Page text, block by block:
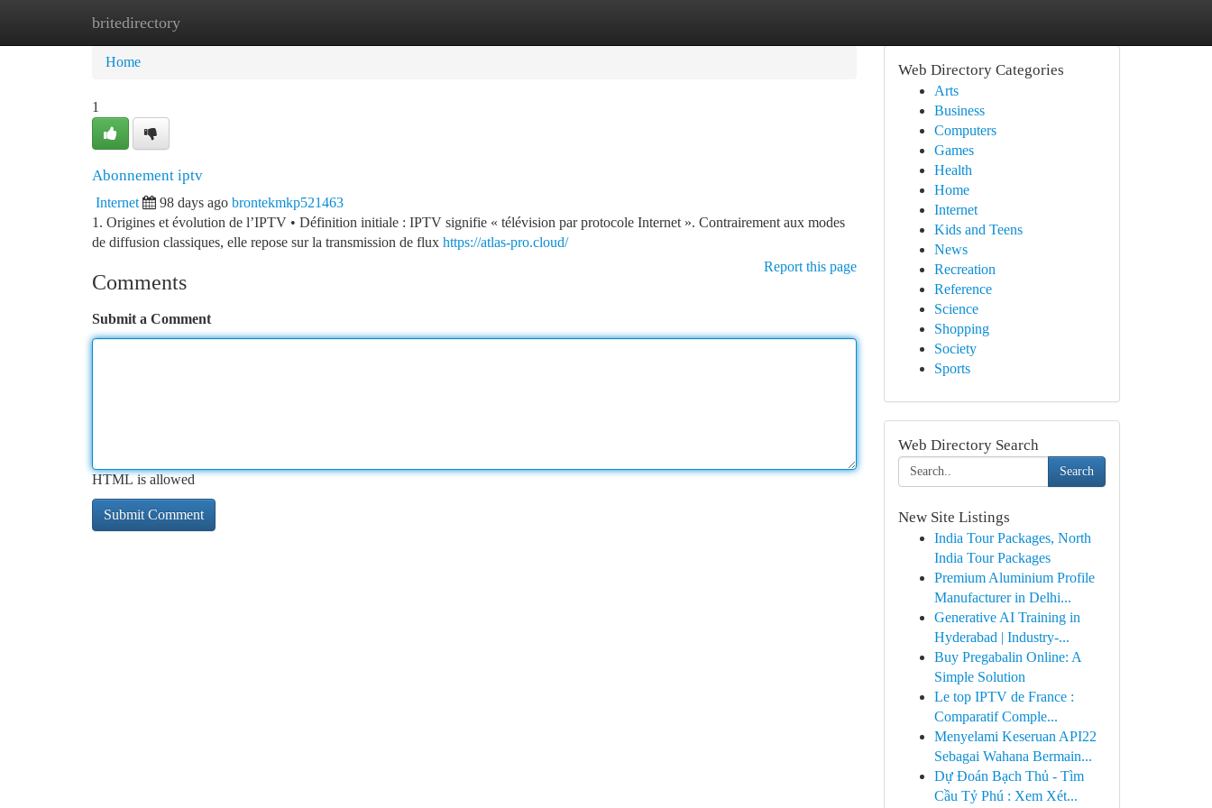
britedirectory
Home
Home
1
Abonnement iptv
Internet 98 days ago brontekmkp521463
1. Origines et évolution de l’IPTV • Définition initiale : IPTV signifie « télévision par protocole Internet ». Contrairement aux modes
de diffusion classiques, elle repose sur la transmission de flux https://atlas-pro.cloud/
Report this page
Comments
Submit a Comment
HTML is allowed
Web Directory Categories
Arts
Business
Computers
Games
Health
Home
Internet
Kids and Teens
News
Recreation
Reference
Science
Shopping
Society
Sports
Web Directory Search
Search
New Site Listings
India Tour Packages, North
India Tour Packages
Premium Aluminium Profile
Manufacturer in Delhi...
Generative AI Training in
Hyderabad | Industry-...
Buy Pregabalin Online: A
Simple Solution
Le top IPTV de France :
Comparatif Comple...
Menyelami Keseruan API22
Sebagai Wahana Bermain...
Dự Đoán Bạch Thủ - Tìm
Cầu Tỷ Phú : Xem Xét...